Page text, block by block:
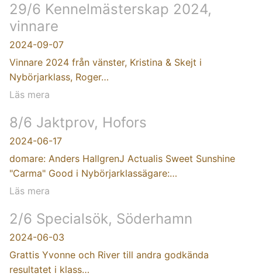
29/6 Kennelmästerskap 2024,
vinnare
2024-09-07
Vinnare 2024 från vänster, Kristina & Skejt i
Nybörjarklass, Roger…
Läs mera
8/6 Jaktprov, Hofors
2024-06-17
domare: Anders HallgrenJ Actualis Sweet Sunshine
"Carma" Good i Nybörjarklassägare:…
Läs mera
2/6 Specialsök, Söderhamn
2024-06-03
Grattis Yvonne och River till andra godkända
resultatet i klass…